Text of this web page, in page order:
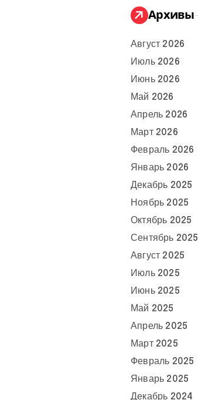
Архивы
Август 2026
Июль 2026
Июнь 2026
Май 2026
Апрель 2026
Март 2026
Февраль 2026
Январь 2026
Декабрь 2025
Ноябрь 2025
Октябрь 2025
Сентябрь 2025
Август 2025
Июль 2025
Июнь 2025
Май 2025
Апрель 2025
Март 2025
Февраль 2025
Январь 2025
Декабрь 2024